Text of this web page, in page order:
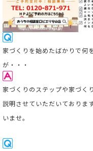
家づくりを始めたばかりで何
が・・・
家づくりのステップや家づく
説明させていただいておりま
いませ。